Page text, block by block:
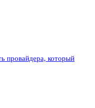
провайдера, который